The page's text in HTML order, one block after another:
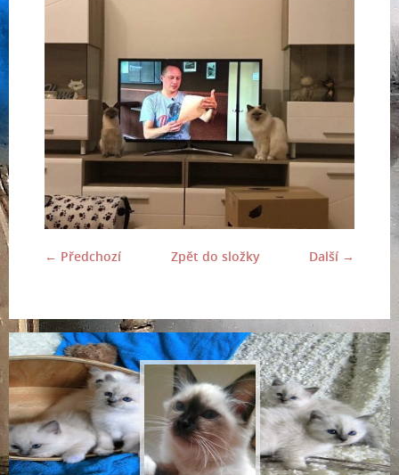
← Předchozí Další →
Zpět do složky